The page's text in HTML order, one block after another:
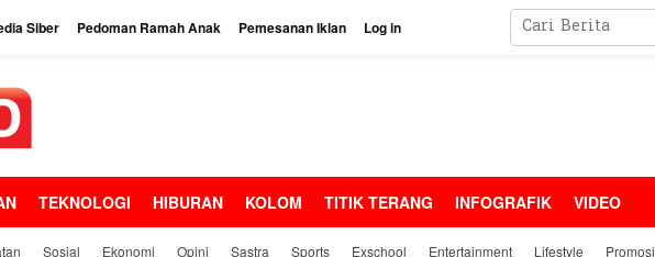
Siber Pedoman Ramah Anak Pemesanan Iklan Log in
TEKNOLOGI HIBURAN KOLOM TITIK TERANG INFOGRAFIK VIDEO
Sosial Ekonomi Opini Sastra Sports Exschool Entertainment Lifestyle Promosi